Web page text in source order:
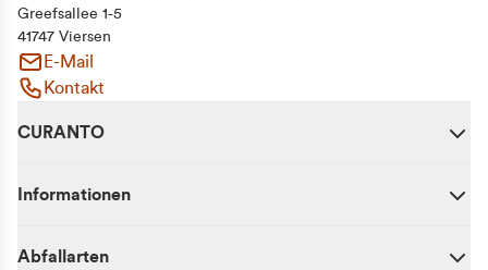
Greefsallee 1-5
41747 Viersen
E-Mail
Kontakt
CURANTO
Informationen
Abfallarten